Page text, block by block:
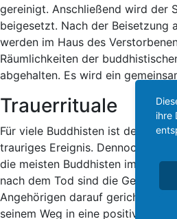
gereinigt. Anschließend wird der
beigesetzt. Nach der Beisetzung
werden im Haus des
Räumlichkeiten der
abgehalten. Es wird ein
Trauerrituale
Für viele Buddhisten ist der Tod
trauriges Ereignis. Dennoch ist
die meisten Buddhisten im
nach dem Tod sind die
Angehörigen darauf gerichtet,
seinem Weg in eine positive
ihre